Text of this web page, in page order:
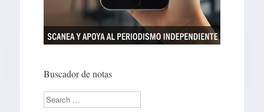
Buscador de notas
Search